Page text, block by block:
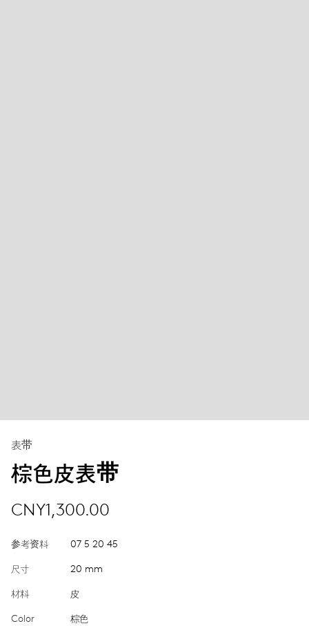
表带
棕色皮表带
CNY1,300.00
参考资料 07 5 20 45
尺寸 20 mm
材料 皮
Color 棕色